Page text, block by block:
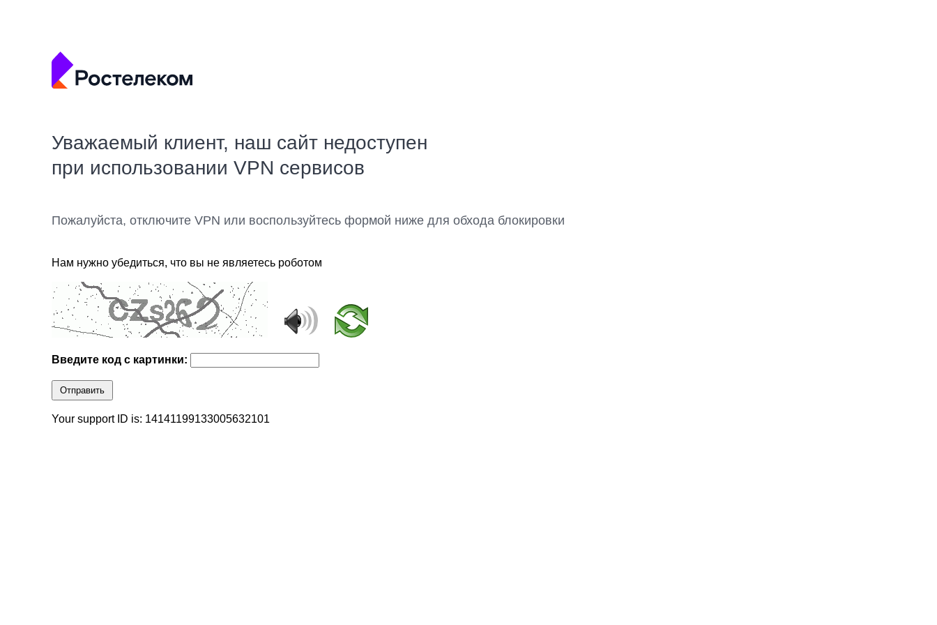
Уважаемый клиент, наш сайт недоступен
при использовании VPN сервисов
Пожалуйста, отключите VPN или воспользуйтесь формой ниже для обхода блокировки
Нам нужно убедиться, что вы не являетесь роботом
Введите код с картинки:
Отправить
Your support ID is: 14141199133005632101